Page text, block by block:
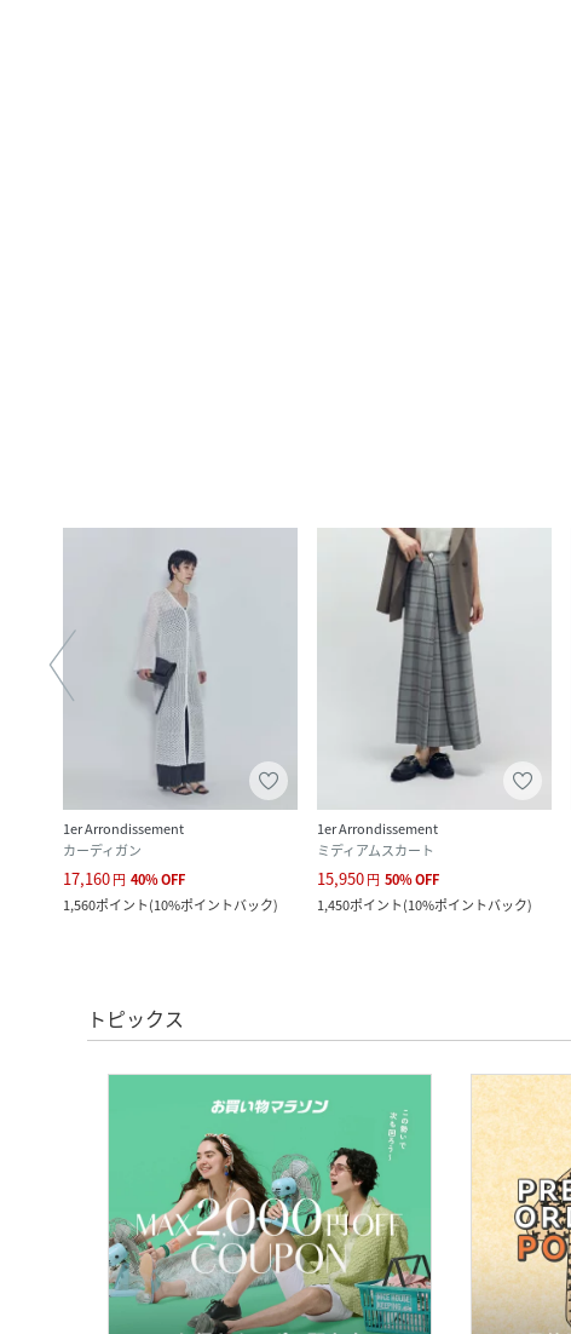
1er Arrondissement
カーディガン
17,160円 40%OFF
1,560ポイント(10%ポイントバック)
1er Arrondissement
ミディアムスカート
15,950円 50%OFF
1,450ポイント(10%ポイントバック)
トピックス